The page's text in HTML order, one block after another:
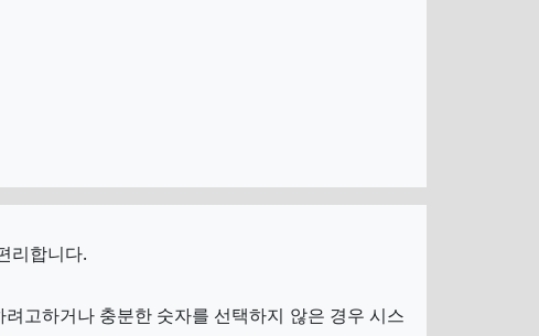
리합니다.
고하거나 충분한 숫자를 선택하지 않은 경우 시스